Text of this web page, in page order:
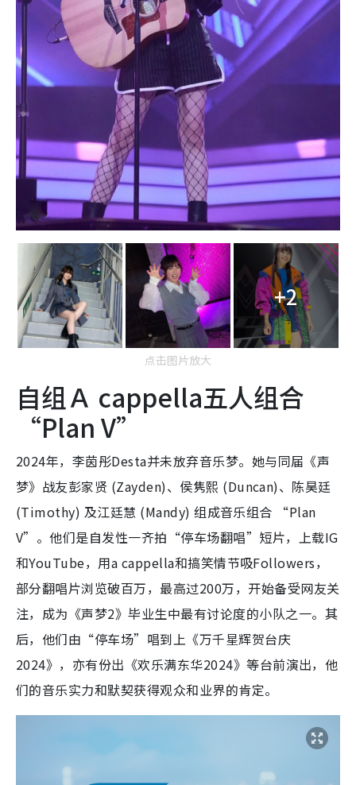
+2
点击图片放大
自组Ａ cappella五人组合
“Plan V”
2024年，李茵彤Desta并未放弃音乐梦。她与同届《声
梦》战友彭家贤 (Zayden)、侯隽熙 (Duncan)、陈昊廷
(Timothy) 及江廷慧 (Mandy) 组成音乐组合 “Plan
V”。他们是自发性一齐拍“停车场翻唱”短片，上载IG
和YouTube，用a cappella和搞笑情节吸Followers，
部分翻唱片浏览破百万，最高过200万，开始备受网友关
注，成为《声梦2》毕业生中最有讨论度的小队之一。其
后，他们由“停车场”唱到上《万千星辉贺台庆
2024》，亦有份出《欢乐满东华2024》等台前演出，他
们的音乐实力和默契获得观众和业界的肯定。